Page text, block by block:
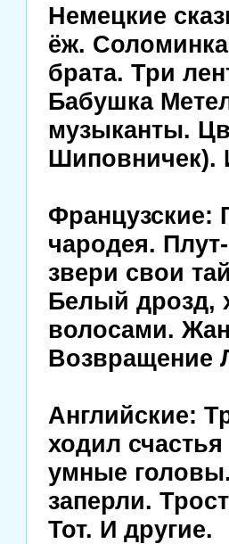
Немецкие
ёж.
брата. Три
Бабушка
музыканты.
Шиповничек).
Французские:
чародея.
звери свои
Белый дрозд,
волосами.
Возвращение
Английские:
ходил
умные
заперли.
Тот. И другие.